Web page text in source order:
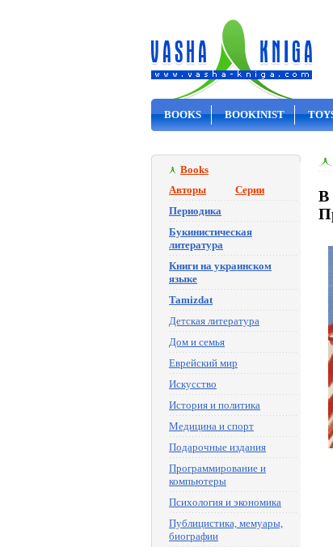
BOOKS BOOKINIST
Books
Авторы
Серии
Периодика
Букинистическая
литература
Книги на украинском
языке
Tamizdat
Детская литература
Дом и семья
Еврейский мир
Искусство
История и политика
Медицина и спорт
Подарочные издания
Программирование и
компьютеры
Психология и экономика
Публицистика, мемуары,
биографии
В